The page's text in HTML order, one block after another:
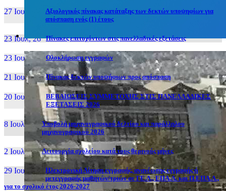
27 Ιουν, 26
Αξιολογικός πίνακας κατάταξης των δεκτών υποψηφίων για
απόσπαση ενός (1) έτους
23 Ιουλ, 26 Πίνακες επιτυχόντων στις πανελλαδικές εξετάσεις
23 Ιουλ, 26 Ολοκλήρωση εγγραφών
21 Ιουλ, 26 Πίνακας δεκτών υποψήφιων προς απόσπαση
20 Ιουλ, 26
ΒΕΒΑΙΩΣΕΙΣ ΣΥΜΜΕΤΟΧΗΣ ΣΤΙΣ ΠΑΝΕΛΛΑΔΙΚΕΣ
ΕΞΕΤΑΣΕΙΣ 2026
8 Ιουλ, 26
Υποβολή μηχανογραφικού δελτίου και παράλληλου
μηχανογραφικού 2026
2 Ιουλ, 26 Λειτουργία σχολείου κατά τους θερινούς μήνες
29 Ιουν, 26
Ηλεκτρονική Αίτηση εγγραφής, ανανέωσης εγγραφής ή
μετεγγραφής μαθητών/τριών σε ΓΕ.Λ., ΕΠΑ.Λ. και Π.ΕΠΑ.Λ.,
για το σχολικό έτος 2026-2027